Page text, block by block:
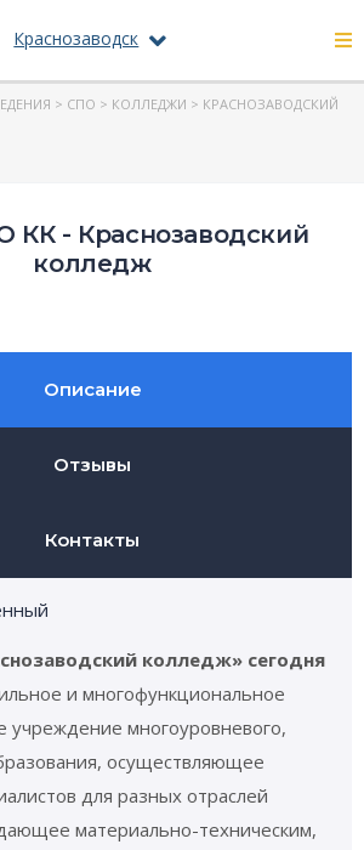
Краснозаводск
> СПО > КОЛЛЕДЖИ > КРАСНОЗАВОДСКИЙ
КК - Краснозаводский
колледж
Описание
Отзывы
Контакты
колледж» сегодня
и многофункциональное
учреждение многоуровневого,
осуществляющее
для разных отраслей
материально-техническим,